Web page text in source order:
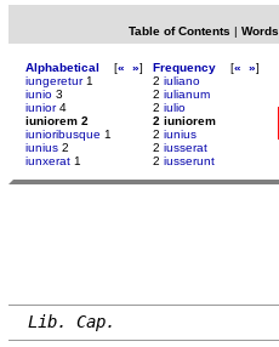
Table of Contents | Words
Alphabetical [« »]
iungeretur1
iunio 3
iunior4
iuniorem 2
iunioribusque 1
iunius 2
iunxerat 1
Frequency [« »]
2 iuliano
2 iulianum
2 iulio
2 iuniorem
2 iunius
2 iusserat
2 iusserunt
Lib. Cap.